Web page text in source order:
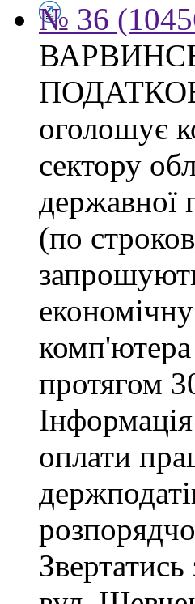
№ 36
оголошує
сектору
державної
(по
комп'ютера
протягом
оплати